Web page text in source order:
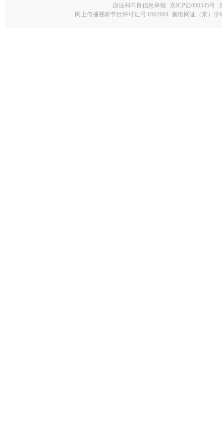
违法和不良信息举报 京ICP证060535号
网上传播视听节目许可证号 0102004 新出网证（京）